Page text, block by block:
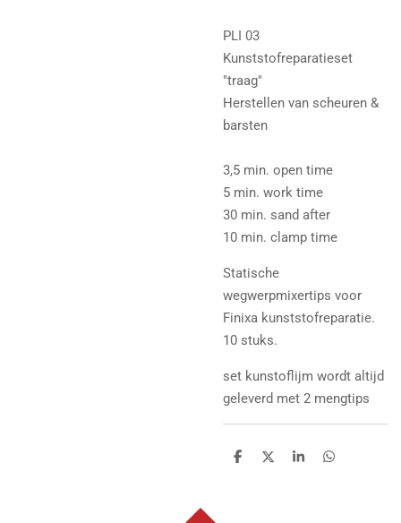
PLI 03
Kunststofreparatieset
"traag"
Herstellen van scheuren &
barsten
3,5 min. open time
5 min. work time
30 min. sand after
10 min. clamp time
Statische
wegwerpmixertips voor
Finixa kunststofreparatie.
10 stuks.
set kunstoflijm wordt altijd
geleverd met 2 mengtips
D
D
S
D